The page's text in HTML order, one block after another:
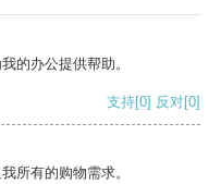
的办公提供帮助。
支持[0] 反对[0]
所有的购物需求。